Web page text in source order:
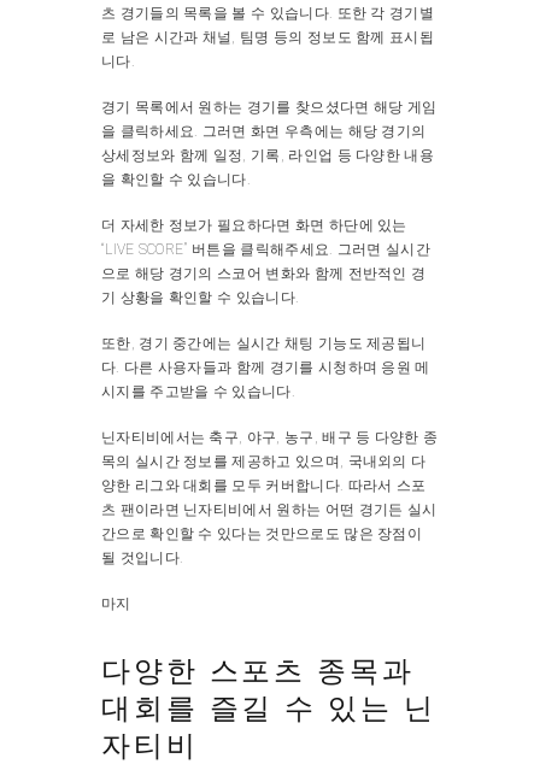
츠 경기들의 목록을 볼 수 있습니다. 또한 각 경기별
로 남은 시간과 채널, 팀명 등의 정보도 함께 표시됩
니다.
경기 목록에서 원하는 경기를 찾으셨다면 해당 게임
을 클릭하세요. 그러면 화면 우측에는 해당 경기의
상세정보와 함께 일정, 기록, 라인업 등 다양한 내용
을 확인할 수 있습니다.
더 자세한 정보가 필요하다면 화면 하단에 있는
“LIVE SCORE” 버튼을 클릭해주세요. 그러면 실시간
으로 해당 경기의 스코어 변화와 함께 전반적인 경
기 상황을 확인할 수 있습니다.
또한, 경기 중간에는 실시간 채팅 기능도 제공됩니
다. 다른 사용자들과 함께 경기를 시청하며 응원 메
시지를 주고받을 수 있습니다.
닌자티비에서는 축구, 야구, 농구, 배구 등 다양한 종
목의 실시간 정보를 제공하고 있으며, 국내외의 다
양한 리그와 대회를 모두 커버합니다. 따라서 스포
츠 팬이라면 닌자티비에서 원하는 어떤 경기든 실시
간으로 확인할 수 있다는 것만으로도 많은 장점이
될 것입니다.
마지
다양한 스포츠 종목과
대회를 즐길 수 있는 닌
자티비